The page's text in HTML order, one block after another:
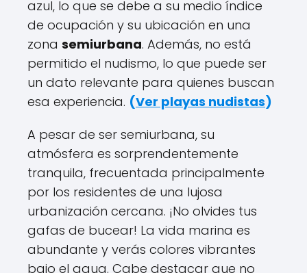
azul, lo que se debe a su medio índice
de ocupación y su ubicación en una
zona semiurbana. Además, no está
permitido el nudismo, lo que puede ser
un dato relevante para quienes buscan
esa experiencia. (Ver playas nudistas)
A pesar de ser semiurbana, su
atmósfera es sorprendentemente
tranquila, frecuentada principalmente
por los residentes de una lujosa
urbanización cercana. ¡No olvides tus
gafas de bucear! La vida marina es
abundante y verás colores vibrantes
bajo el agua. Cabe destacar que no